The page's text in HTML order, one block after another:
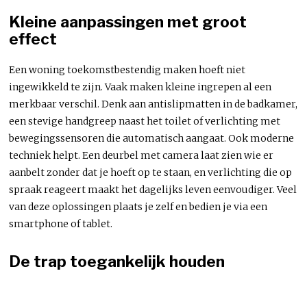
Kleine aanpassingen met groot
effect
Een woning toekomstbestendig maken hoeft niet
ingewikkeld te zijn. Vaak maken kleine ingrepen al een
merkbaar verschil. Denk aan antislipmatten in de badkamer,
een stevige handgreep naast het toilet of verlichting met
bewegingssensoren die automatisch aangaat. Ook moderne
techniek helpt. Een deurbel met camera laat zien wie er
aanbelt zonder dat je hoeft op te staan, en verlichting die op
spraak reageert maakt het dagelijks leven eenvoudiger. Veel
van deze oplossingen plaats je zelf en bedien je via een
smartphone of tablet.
De trap toegankelijk houden